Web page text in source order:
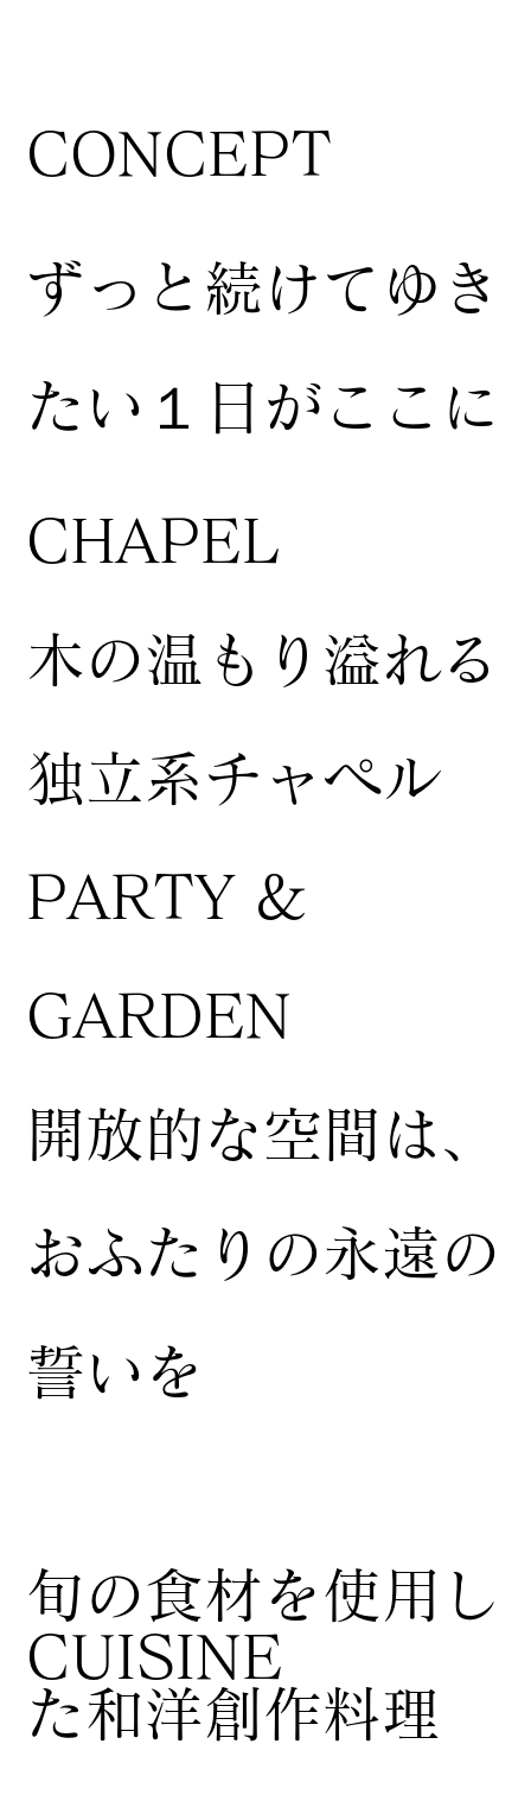
CONCEPT
ずっと続けてゆき
たい１日がここに
CUISINE
​旬の食材を使用し
た和洋創作料理
CHAPEL
木の温もり溢れる
独立系チャペル
PARTY &
GARDEN
開放的な空間は、
おふたりの永遠の
誓いを